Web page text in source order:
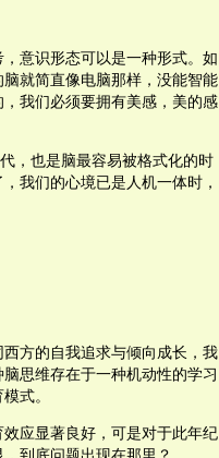
意识形态可以是一种形式。如
就简直像电脑那样，没能智能
我们必须要拥有美感，美的感
，也是脑最容易被格式化的时
我们的心境已是人机一体时，
方的自我追求与倾向成长，我
思维存在于一种机动性的学习
式。
应显著良好，可是对于此年纪